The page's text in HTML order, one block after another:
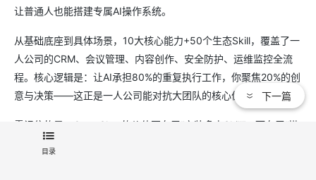
让普通人也能搭建专属AI操作系统。
从基础底座到具体场景，10大核心能力+50个生态Skill，覆盖了一
人公司的CRM、会议管理、内容创作、安全防护、运维监控全流
程。核心逻辑是：让AI承担80%的重复执行工作，你聚焦20%的创
意与决策——这正是一人公司能对抗大团队的核心优势。
需记住的是，OpenClaw的价值不在于“安装多少Skill”，而在于“搭
建适配自身业务的自动化工作流”。建议从Agent基础能力类Skill入
目录
下一篇